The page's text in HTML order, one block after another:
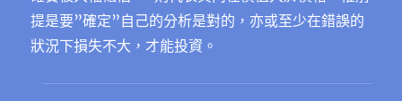
提是要”確定”自己的分析是對的，亦或至少在錯誤的
狀況下損失不大，才能投資。